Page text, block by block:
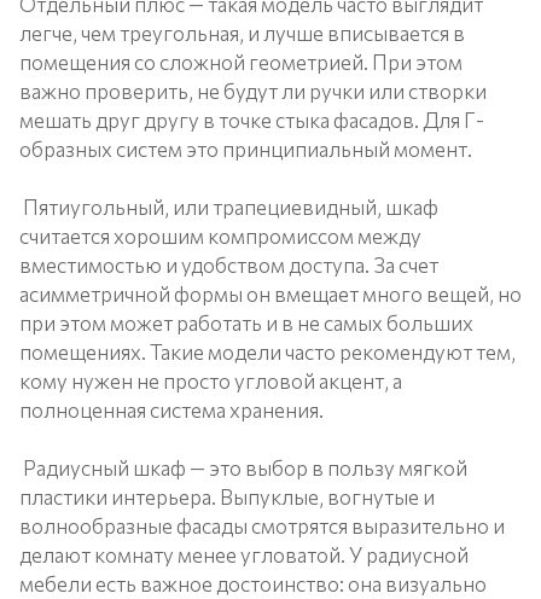
легче, чем треугольная, и лучше вписывается в
помещения со сложной геометрией. При этом
важно проверить, не будут ли ручки или створки
мешать друг другу в точке стыка фасадов. Для Г-
образных систем это принципиальный момент.
Пятиугольный, или трапециевидный, шкаф
считается хорошим компромиссом между
вместимостью и удобством доступа. За счет
асимметричной формы он вмещает много вещей, но
при этом может работать и в не самых больших
помещениях. Такие модели часто рекомендуют тем,
кому нужен не просто угловой акцент, а
полноценная система хранения.
Радиусный шкаф — это выбор в пользу мягкой
пластики интерьера. Выпуклые, вогнутые и
волнообразные фасады смотрятся выразительно и
делают комнату менее угловатой. У радиусной
мебели есть важное достоинство: она визуально